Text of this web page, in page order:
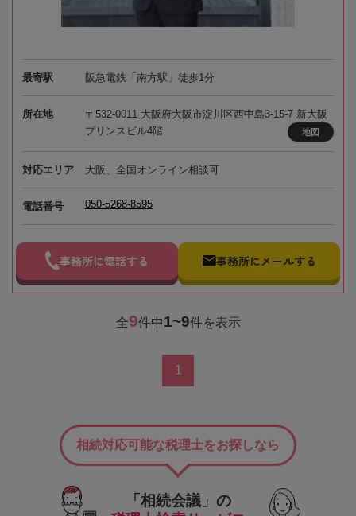
最寄駅 阪急電鉄「南方駅」徒歩1分
所在地
〒532-0011 大阪府大阪市淀川区西中島3-15-7 新大阪
プリンスビル4階
地図
対応エリア 大阪、全国オンライン相談可
電話番号 050-5268-8595
事務所に電話する 事務所にメールする
全9件中1~9件を表示
1
「相続会議」の
相続対応可能な税理士をお探しなら